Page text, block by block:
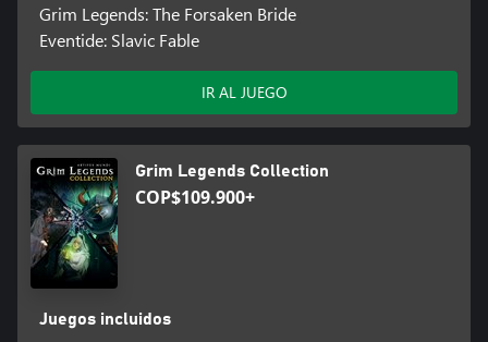
Grim Legends: The Forsaken Bride
Eventide: Slavic Fable
IR AL JUEGO
Grim Legends Collection
COP$109.900+
Juegos incluidos